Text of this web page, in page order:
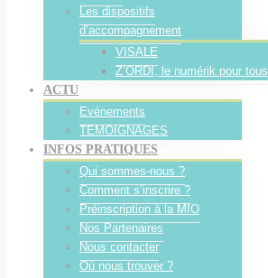
Les dispositifs
d’accompagnement
VISALE
Z’ORDI, le numérik pour tous
ACTU
Evénements
TEMOIGNAGES
INFOS PRATIQUES
Qui sommes-nous ?
Comment s’inscrire ?
Préinscription à la MIO
Nos Partenaires
Nous contacter
Où nous trouver ?